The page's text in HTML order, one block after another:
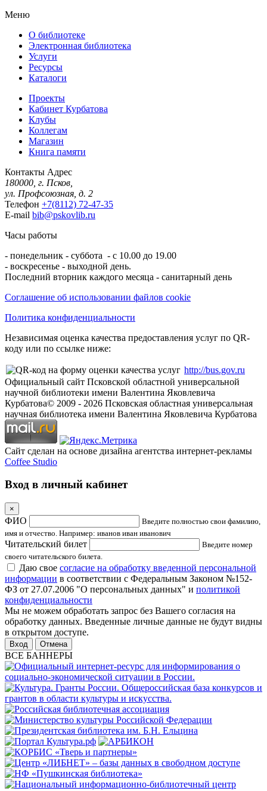
Меню
О библиотеке
Электронная библиотека
Услуги
Ресурсы
Каталоги
Проекты
Кабинет Курбатова
Клубы
Коллегам
Магазин
Книга памяти
Контакты Адрес
180000, г. Псков,
ул. Профсоюзная, д. 2
Телефон +7(8112) 72-47-35
E-mail bib@pskovlib.ru
Часы работы
- понедельник - суббота - с 10.00 до 19.00
- воскресенье - выходной день.
Последний вторник каждого месяца - санитарный день
Соглашение об использовании файлов cookie
Политика конфиденциальности
Независимая оценка качества предоставления услуг по QR-
коду или по ссылке ниже:
http://bus.gov.ru
Официальный сайт Псковской областной универсальной
научной библиотеки имени Валентина Яковлевича
Курбатова© 2009 - 2026 Псковская областная универсальная
научная библиотека имени Валентина Яковлевича Курбатова
Сайт сделан на основе дизайна агентства интернет-рекламы
Coffee Studio
Вход в личный кабинет
×
ФИО
Введите полностью свои фамилию,
имя и отчество. Например: иванов иван иванович
Читательский билет
Введите номер
своего читательского билета.
Даю свое согласие на обработку введенной персональной
информации в соответствии с Федеральным Законом №152-
ФЗ от 27.07.2006 "О персональных данных" и политикой
конфиденциальности
Мы не можем обработать запрос без Вашего согласия на
обработку данных. Введенные личные данные не будут видны
в открытом доступе.
Отмена
ВСЕ БАННЕРЫ